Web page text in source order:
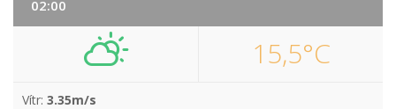
02:00
15,5°C
Vítr: 3.35m/s